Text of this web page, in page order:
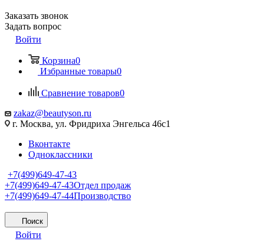
Заказать звонок
Задать вопрос
Войти
Корзина0
Избранные товары0
Сравнение товаров0
zakaz@beautyson.ru
г. Москва, ул. Фридриха Энгельса 46с1
Вконтакте
Одноклассники
+7(499)649-47-43
+7(499)649-47-43Отдел продаж
+7(499)649-47-44Производство
Поиск
Войти